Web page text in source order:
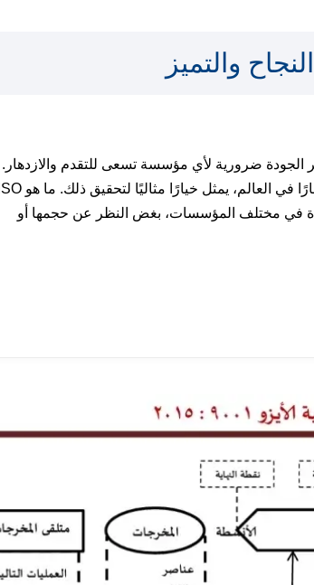
الجودة ضرورية لأي مؤسسة تسعى للتقدم والازدهار.
ولعلّ ISO 9001، معيار نظام إدارة الجودة الأكثر انتشارًا في العالم، يمثل خيارًا مثاليًا لتحقيق ذلك. ما هو ISO
الجودة في مختلف المؤسسات، بغض النظر عن حجمها أو